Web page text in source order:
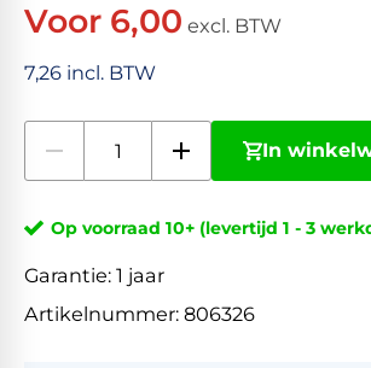
Voor 6,00 excl. BTW
7,26 incl. BTW
In
Op voorraad 10+ (levertijd 1 - 3
Garantie: 1 jaar
Artikelnummer: 806326